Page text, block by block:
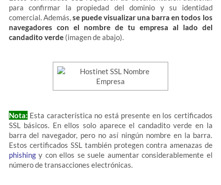
para confirmar la propiedad del dominio y su identidad
comercial. Además,se puede visualizar una barra en todos los
navegadores con el nombre de tu empresa al lado del
candadito verde(imagen de abajo).
Nota: Esta característica no está presente en los certificados
SSL básicos. En ellos solo aparece el candadito verde en la
barra del navegador, pero no así ningún nombre en la barra.
Estos certificados SSL también protegen contra amenazas de
phishingy con ellos se suele aumentar considerablemente el
número de transacciones electrónicas.